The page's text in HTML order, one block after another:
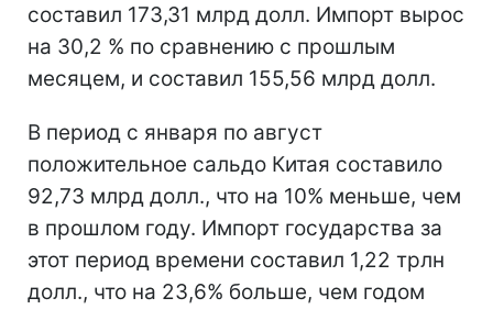
составил 173,31 млрд долл. Импорт вырос
на 30,2 % по сравнению с прошлым
месяцем, и составил 155,56 млрд долл.
В период с января по август
положительное сальдо Китая составило
92,73 млрд долл., что на 10% меньше, чем
в прошлом году. Импорт государства за
этот период времени составил 1,22 трлн
долл., что на 23,6% больше, чем годом